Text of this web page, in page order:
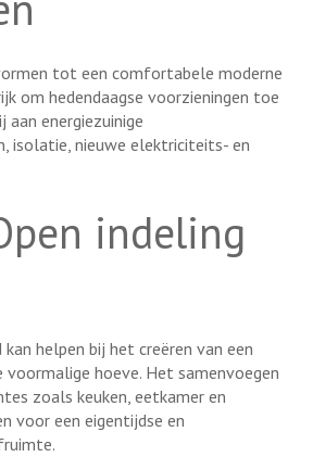
tot een comfortabele moderne
om hedendaagse voorzieningen toe
aan energiezuinige
isolatie, nieuwe elektriciteits- en
indeling
helpen bij het creëren van een
hoeve. Het samenvoegen
zoals keuken, eetkamer en
voor een eigentijdse en